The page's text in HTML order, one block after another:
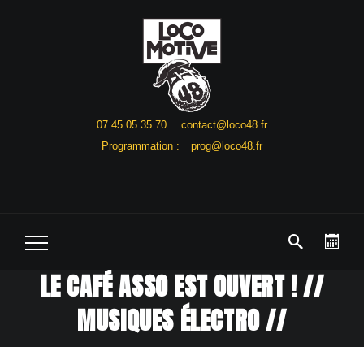
07 45 05 35 70
contact@loco48.fr
Programmation :
prog@loco48.fr
LE CAFÉ ASSO EST OUVERT ! //
MUSIQUES ÉLECTRO //